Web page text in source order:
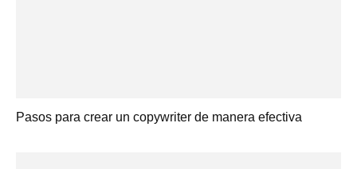
Pasos para crear un copywriter de manera efectiva